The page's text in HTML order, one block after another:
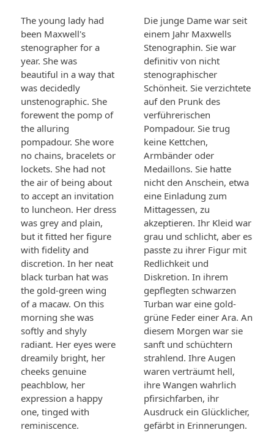
The young lady had
been Maxwell's
stenographer for a
year. She was
beautiful in a way that
was decidedly
unstenographic. She
forewent the pomp of
the alluring
pompadour. She wore
no chains, bracelets or
lockets. She had not
the air of being about
to accept an invitation
to luncheon. Her dress
was grey and plain,
but it fitted her figure
with fidelity and
discretion. In her neat
black turban hat was
the gold-green wing
of a macaw. On this
morning she was
softly and shyly
radiant. Her eyes were
dreamily bright, her
cheeks genuine
peachblow, her
expression a happy
one, tinged with
reminiscence.
Die junge Dame war seit
einem Jahr Maxwells
Stenographin. Sie war
definitiv von nicht
stenographischer
Schönheit. Sie verzichtete
auf den Prunk des
verführerischen
Pompadour. Sie trug
keine Kettchen,
Armbänder oder
Medaillons. Sie hatte
nicht den Anschein, etwa
eine Einladung zum
Mittagessen, zu
akzeptieren. Ihr Kleid war
grau und schlicht, aber es
passte zu ihrer Figur mit
Redlichkeit und
Diskretion. In ihrem
gepflegten schwarzen
Turban war eine gold-
grüne Feder einer Ara. An
diesem Morgen war sie
sanft und schüchtern
strahlend. Ihre Augen
waren verträumt hell,
ihre Wangen wahrlich
pfirsichfarben, ihr
Ausdruck ein Glücklicher,
gefärbt in Erinnerungen.